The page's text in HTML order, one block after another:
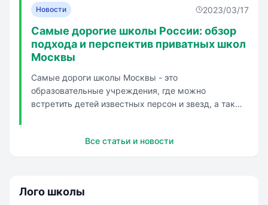
разностороннее развитие, третьи видят свою
главную задачу в развитии субъектности ребенка.
...
Новости 2023/03/17
Самые дорогие школы России: обзор
подхода и перспектив приватных школ
Москвы
Самые дороги школы Москвы - это
образовательные учреждения, где можно
встретить детей известных персон и звезд, а также
речь, делают большой упор на изучение
Все статьи и новости
Лого школы